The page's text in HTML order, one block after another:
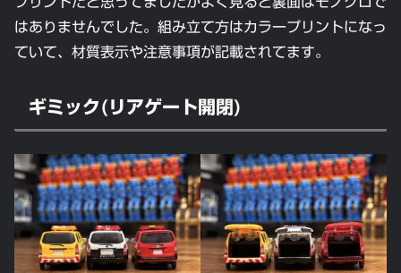
はありませんでした。組み立て方はカラープリントになっ
ていて、材質表示や注意事項が記載されてます。
ギミック(リアゲート開閉)